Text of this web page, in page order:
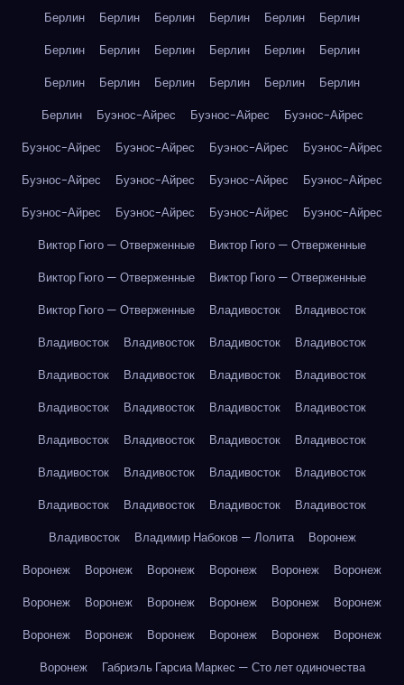
Берлин Берлин Берлин Берлин Берлин
Берлин
Берлин
Берлин Берлин Берлин Берлин
Берлин
Берлин
Берлин Берлин Берлин Берлин
Берлин
Берлин
Буэнос-Айрес Буэнос-Айрес
Буэнос-Айрес
Буэнос-Айрес
Буэнос-Айрес Буэнос-Айрес
Буэнос-Айрес
Буэнос-Айрес
Буэнос-Айрес Буэнос-Айрес
Буэнос-Айрес
Буэнос-Айрес
Буэнос-Айрес Буэнос-Айрес
Буэнос-Айрес
Виктор Гюго — Отверженные
Виктор Гюго — Отверженные
Виктор Гюго — Отверженные
Виктор Гюго — Отверженные
Виктор Гюго — Отверженные
Владивосток
Владивосток
Владивосток
Владивосток Владивосток
Владивосток
Владивосток
Владивосток Владивосток
Владивосток
Владивосток
Владивосток Владивосток
Владивосток
Владивосток
Владивосток Владивосток
Владивосток
Владивосток
Владивосток Владивосток
Владивосток
Владивосток
Владивосток Владивосток
Владивосток
Владивосток
Владимир Набоков — Лолита
Воронеж
Воронеж
Воронеж Воронеж Воронеж Воронеж
Воронеж
Воронеж
Воронеж Воронеж Воронеж Воронеж
Воронеж
Воронеж
Воронеж Воронеж Воронеж Воронеж
Воронеж
Воронеж
Габриэль Гарсиа Маркес — Сто лет одиночества